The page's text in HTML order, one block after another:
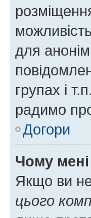
для
групах і
радимо
Догори
Чому
Якщо ви
цього